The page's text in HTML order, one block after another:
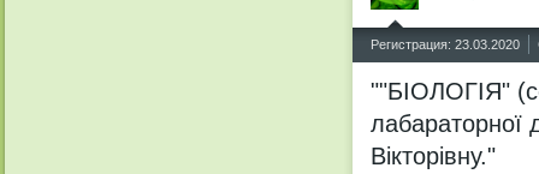
Регистрация: 23.03.2020
""БІОЛОГІЯ"
лабараторної
Вікторівну."